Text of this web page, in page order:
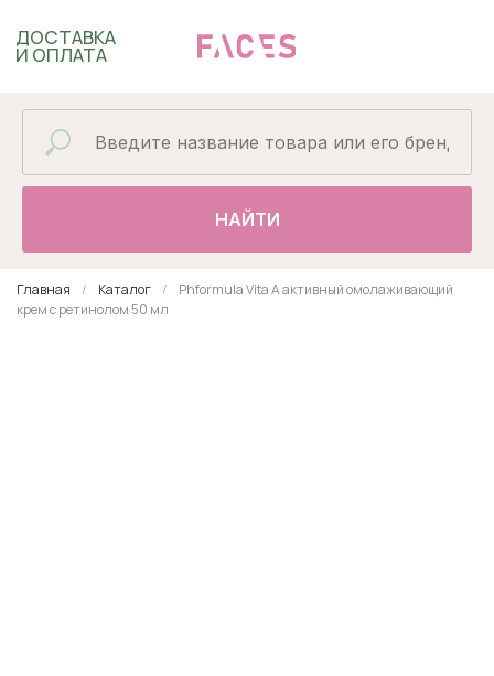
И ОПЛАТА
НАЙТИ
Главная Каталог
Phformula Vita A активный омолаживающий
крем с ретинолом 50 мл